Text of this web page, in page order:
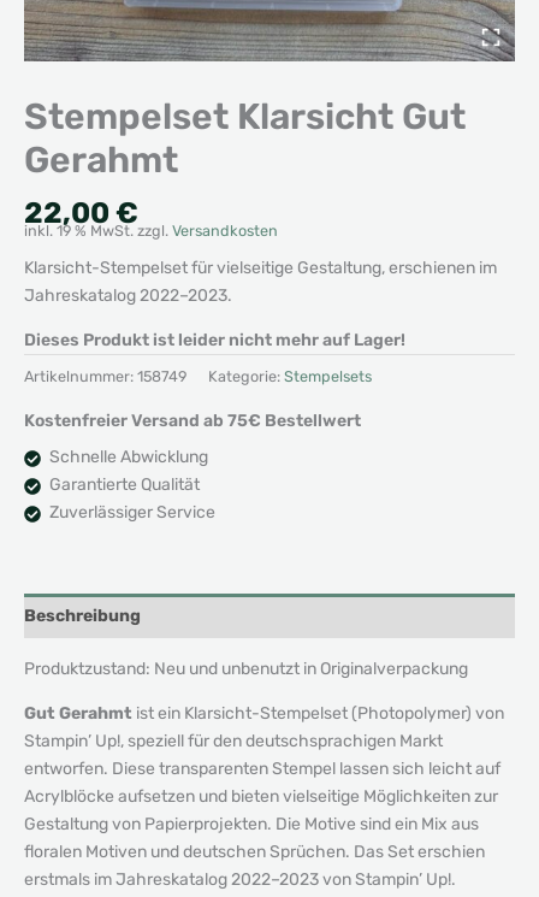
Stempelset Klarsicht Gut
Gerahmt
22,00 €
inkl. 19 % MwSt. zzgl. Versandkosten
Klarsicht-Stempelset für vielseitige Gestaltung, erschienen im
Jahreskatalog 2022–2023.
Dieses Produkt ist leider nicht mehr auf Lager!
Artikelnummer: 158749 Kategorie: Stempelsets
Kostenfreier Versand ab 75€ Bestellwert
Schnelle Abwicklung
Garantierte Qualität
Zuverlässiger Service
Beschreibung
Produktzustand: Neu und unbenutzt in Originalverpackung
Gut Gerahmt ist ein Klarsicht-Stempelset (Photopolymer) von
Stampin’ Up!, speziell für den deutschsprachigen Markt
entworfen. Diese transparenten Stempel lassen sich leicht auf
Acrylblöcke aufsetzen und bieten vielseitige Möglichkeiten zur
Gestaltung von Papierprojekten. Die Motive sind ein Mix aus
floralen Motiven und deutschen Sprüchen. Das Set erschien
erstmals im Jahreskatalog 2022–2023 von Stampin’ Up!.